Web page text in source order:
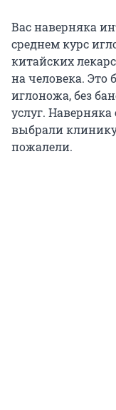
Вас наверняка
среднем курс
китайских
на человека. Это
иглоножа, без
услуг.
выбрали
пожалели.